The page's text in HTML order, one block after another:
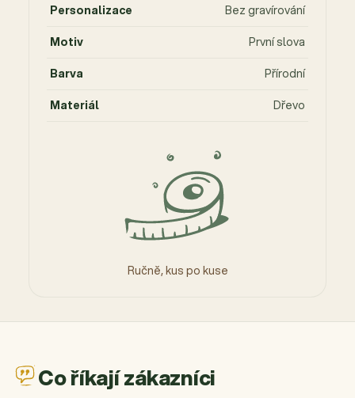
Ručně, kus po kuse
Personalizace
Bez gravírování
Motiv
První slova
Barva
Přírodní
Materiál
Dřevo
Co říkají zákazníci